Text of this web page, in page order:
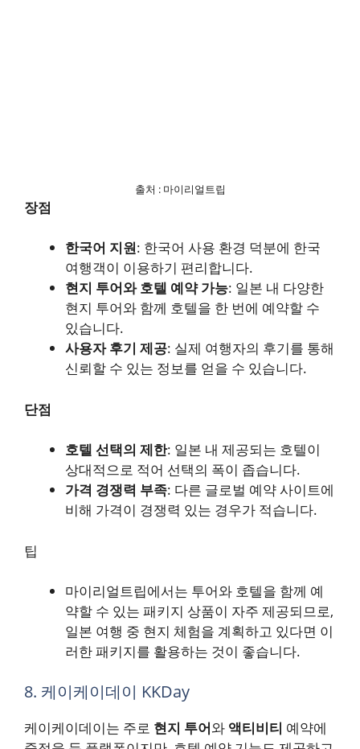
출처 : 마이리얼트립
장점
한국어 지원: 한국어 사용 환경 덕분에 한국
여행객이 이용하기 편리합니다.
현지 투어와 호텔 예약 가능: 일본 내 다양한
현지 투어와 함께 호텔을 한 번에 예약할 수
있습니다.
사용자 후기 제공: 실제 여행자의 후기를 통해
신뢰할 수 있는 정보를 얻을 수 있습니다.
단점
호텔 선택의 제한: 일본 내 제공되는 호텔이
상대적으로 적어 선택의 폭이 좁습니다.
가격 경쟁력 부족: 다른 글로벌 예약 사이트에
비해 가격이 경쟁력 있는 경우가 적습니다.
팁
마이리얼트립에서는 투어와 호텔을 함께 예
약할 수 있는 패키지 상품이 자주 제공되므로,
일본 여행 중 현지 체험을 계획하고 있다면 이
러한 패키지를 활용하는 것이 좋습니다.
8. 케이케이데이 KKDay
케이케이데이는 주로 현지 투어와 액티비티 예약에